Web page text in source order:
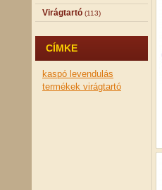
Virágtartó (113)
CÍMKE
kaspó levendulás
termékek virágtartó